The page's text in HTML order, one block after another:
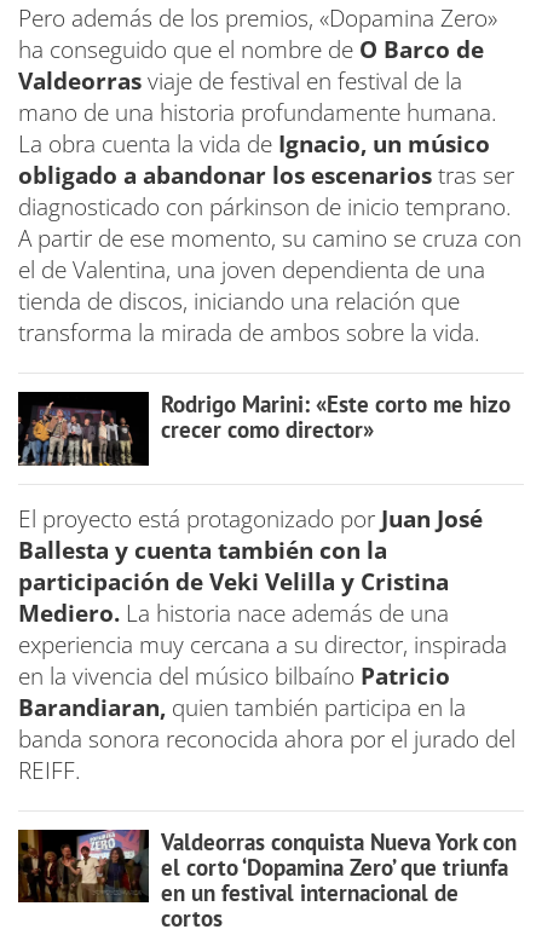
Pero además de los premios, «Dopamina Zero»
ha conseguido que el nombre de O Barco de
Valdeorrasviaje de festival en festival de la
mano de una historia profundamente humana.
La obra cuenta la vida de Ignacio, un músico
obligado a abandonar los escenariostras ser
diagnosticado con párkinson de inicio temprano.
A partir de ese momento, su camino se cruza con
el de Valentina, una joven dependienta de una
tienda de discos, iniciando una relación que
transforma la mirada de ambos sobre la vida.
Rodrigo Marini: «Este corto me hizo
crecer como director»
El proyecto está protagonizado por Juan José
Ballesta y cuenta también con la
participación de Veki Velilla y Cristina
Mediero. La historia nace además de una
experiencia muy cercana a su director, inspirada
en la vivencia del músico bilbaíno Patricio
Barandiaran, quien también participa en la
banda sonora reconocida ahora por el jurado del
REIFF.
Valdeorras conquista Nueva York con
el corto ‘Dopamina Zero’ que triunfa
en un festival internacional de
cortos